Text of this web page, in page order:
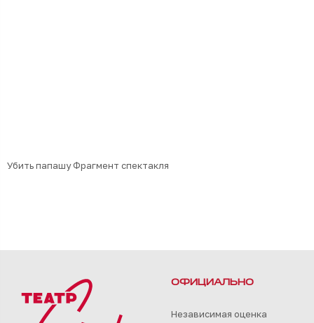
Убить папашу Фрагмент спектакля
ОФИЦИАЛЬНО
Независимая оценка